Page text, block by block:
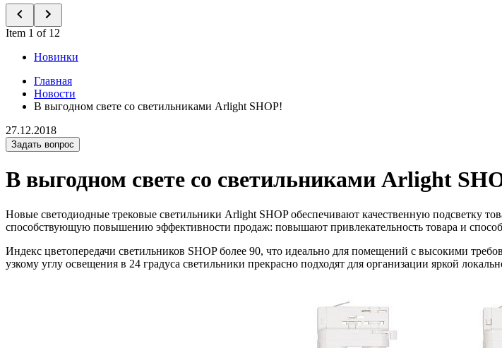
Item 1 of 12
Новинки
Главная
Новости
В выгодном свете со светильниками Arlight SHOP!
27.12.2018
Задать вопрос
В выгодном свете со светильниками Arlight
Новые светодиодные трековые светильники Arlight SHOP обеспечивают качественную подсветку
способствующую повышению эффективности продаж: повышают привлекательность товара и
Индекс цветопередачи светильников SHOP более 90, что идеально для помещений с высокими
узкому углу освещения в 24 градуса светильники прекрасно подходят для организации яркой